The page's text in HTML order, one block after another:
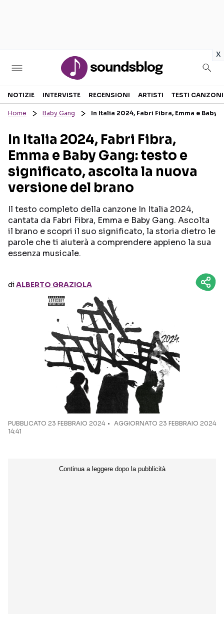
x
Sezioni
RECENSIONI MUSICALI
INTERVISTE
GOSSIP E CURIOSITÀ
TESTI CANZONI
TOUR ED EVENTI
TALENT SHOW
Seguici sui social
NOTIZIE INTERVISTE RECENSIONI ARTISTI TESTI CANZONI
Home Baby Gang In Italia 2024, Fabri Fibra, Emma e
In Italia 2024, Fabri Fibra,
Emma e Baby Gang: testo e
significato, ascolta la nuova
versione del brano
Il testo completo della canzone In Italia 2024,
cantata da Fabri Fibra, Emma e Baby Gang. Ascolta
il brano e scopri il suo significato, la storia dietro le
parole che ti aiuterà a comprendere appieno la sua
essenza musicale.
diALBERTO GRAZIOLA
PUBBLICATO 23 FEBBRAIO 2024
AGGIORNATO 23 FEBBRAIO 2024
14:41